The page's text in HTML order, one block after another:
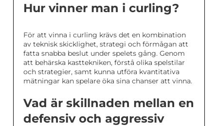
Hur vinner man i curling?
För att vinna i curling krävs det en kombination
av teknisk skicklighet, strategi och förmågan att
fatta snabba beslut under spelets gång. Genom
att behärska kasttekniken, förstå olika spelstilar
och strategier, samt kunna utföra kvantitativa
mätningar kan spelare öka sina chanser att vinna.
Vad är skillnaden mellan en
defensiv och aggressiv